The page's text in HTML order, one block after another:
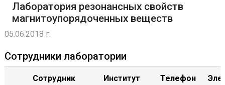
Лаборатория резонансных свойств
магнитоупорядоченных веществ
05.06.2018 г.
Сотрудники лаборатории
Сотрудник Институт Телефон